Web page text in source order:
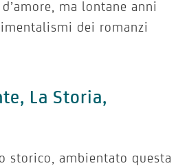
ma lontane anni
dei romanzi
La Storia,
storico, ambientato questa